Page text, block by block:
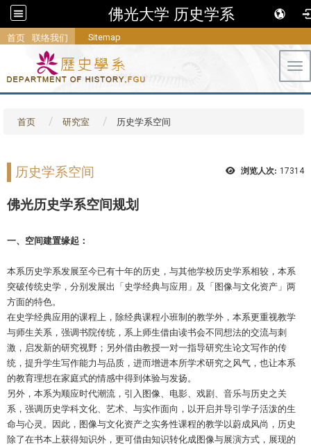
佛光大学 历史学系
首页 联络我们 Sitemap
首页 研究室 历史学系空间
浏览人次: 17314
历史学系空间
佛光历史学系空间规划
一、空间建置缘起：
本系历史学系发展至今已有十年的历史，与其他学校历史学系相较，本系
突破传统史学，分别发展出「史学经典与应用」及「图像与文化资产」两
方面的特色。
在史学经典应用的课程上，除经典课程小班制的教学外，本系更重视教学
与师生关系，强调书院传统，系上师生借由读书会不同想法的交流与刺
激，启发新的研究视野；另外借由教授一对一指导研究生论文写作的传
统，提升学生写作能力与品质，进而增进本所学术研究之风气，也让本系
的教育理想在家庭式的情感中得到体验与发扬。
另外，本系为顺应时代潮流，引入图像、电影、戏剧、音乐与历史之关
系，强调历史学科文化、艺术、与实作面向，以开启并导引学子活泼的生
命与心灵。因此，图像与文化资产之实务性课程的教学以蔚成风尚，历史
除了在书本上获得知识外，更可借由知识转化成图像与展演方式，展现的